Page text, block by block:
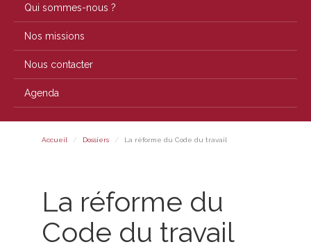
Qui sommes-nous ?
Nos missions
Nous contacter
Agenda
Accueil Dossiers La réforme du Code du travail
La réforme du
Code du travail